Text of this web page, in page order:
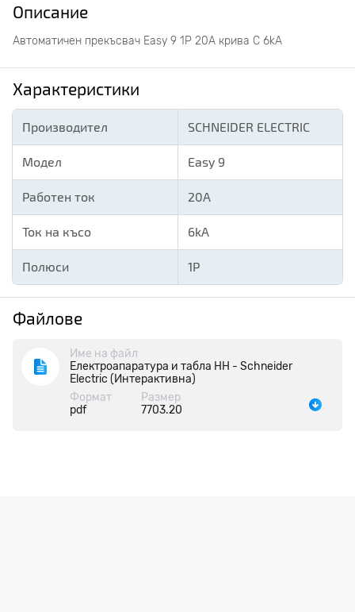
Описание
Автоматичен прекъсвач Easy 9 1P 20A крива С 6kA
Характеристики
Производител SCHNEIDER ELECTRIC
Модел Easy 9
Работен ток 20A
Ток на късо 6kA
Полюси 1P
Файлове
Име на файл
Електроапаратура и табла НН - Schneider
Electric (Интерактивна)
Формат
pdf
Размер
7703.20